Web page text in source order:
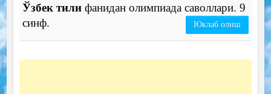
Ўзбек тилифанидан олимпиада саволлари. 9
синф.
Юклаб олиш